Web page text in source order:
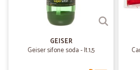
GEISER
Geiser sifone soda - lt.1,5